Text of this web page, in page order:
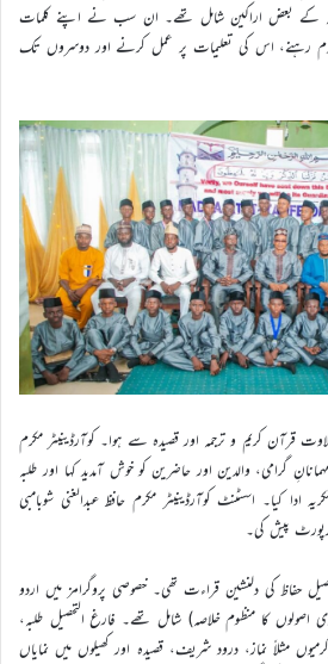
عاملہ کے بعض اراکین شامل تھے۔ ان سب نے اپنے کلمات
رہنے، اس کی تعلیمات پر عمل کرنے اور دوسروں تک
قرآن کریم و ترجمہ اور قصیدہ سے ہوا۔ کوآرڈینیٹر مکرم
گرامی، والدین اور حاضرین کو خوش آمدید کہا اور طلبہ
کیا۔ اسسٹنٹ کوآرڈینیٹر مکرم حافظ عبدالغنی شوبامبی
پیش کی۔
حفاظ کی دلنشین قراءت تھی۔ خصوصی پروگرامز میں اردو
اصولوں کا منظوم خلاصہ) شامل تھے۔ فارغ التحصیل طلبہ،
مثلاً نماز، درود شریف، قصیدہ اور کھیلوں میں نمایاں